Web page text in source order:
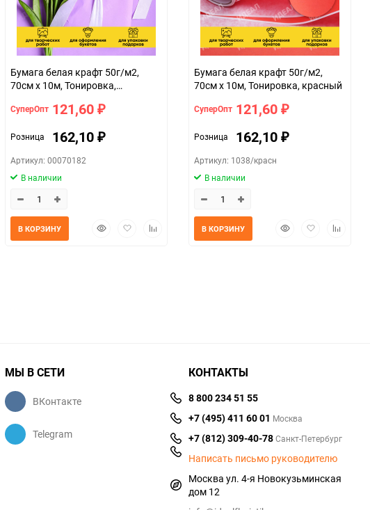
Бумага белая крафт 50г/м2,
70см x 10м, Тонировка,
СуперОпт 121,60 ₽
Розница 162,10 ₽
Артикул: 00070182
В наличии
БыстрыйДобавитьДобавить
В КОРЗИНУ
Бумага белая крафт 50г/м2,
70см x 10м, Тонировка, красный
СуперОпт 121,60 ₽
Розница 162,10 ₽
Артикул: 1038/красн
В наличии
БыстрыйДобавить
В КОРЗИНУ
МЫ В СЕТИ
ВКонтакте
Telegram
КОНТАКТЫ
8 800 234 51 55
+7 (495) 411 60 01 Москва
+7 (812) 309-40-78Санкт-Петербург
Написать письмо руководителю
Москва ул. 4-я Новокузьминская
дом 12